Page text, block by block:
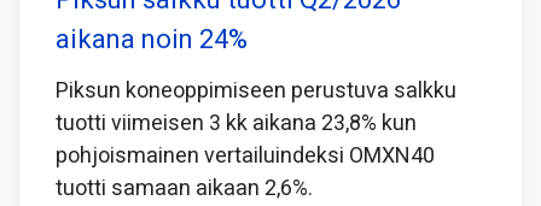
aikana noin 24%
Piksun koneoppimiseen perustuva salkku
tuotti viimeisen 3 kk aikana 23,8% kun
pohjoismainen vertailuindeksi OMXN40
tuotti samaan aikaan 2,6%.